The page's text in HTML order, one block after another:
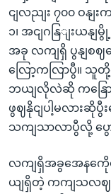
ငျလညျး ၇၀၀ ဝနျ
၁၊ အငျဂနြျးယန
အခု လကျရှိ ပွနျစဈတ
လြော့ကလြာပွီ။ သူတို့
ဘယျလိုလဲဆို ကနြ
ဖွဈနိုငျပါ့မလားဆို
သကျသာလာပွီလို့ ပွေ
လကျရှိအခွအေနကေို
ယျရှိတဲ့ ကကျသလဈ